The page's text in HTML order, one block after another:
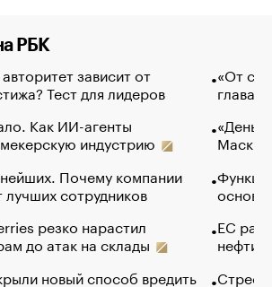
РБК
зависит от
Тест для лидеров
Как ИИ-агенты
индустрию
Почему компании
лучших сотрудников
резко нарастил
до атак на склады
новый способ вредить
«От
глава
Маск в
основ
ЕС
нефти